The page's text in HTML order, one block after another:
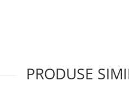
PRODUSE